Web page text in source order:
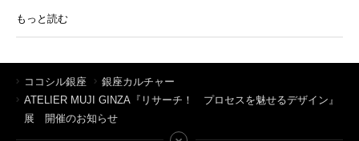
もっと読む
ココシル銀座
銀座カルチャー
ATELIER MUJI GINZA『リサーチ！ プロセスを魅せるデザイン』
展 開催のお知らせ